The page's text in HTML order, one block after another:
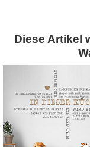
Diese Artikel